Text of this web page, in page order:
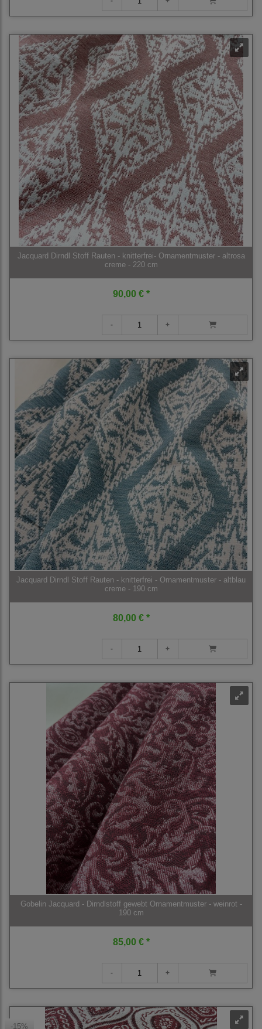
Jacquard Dirndl Stoff Rauten - knitterfrei- Ornamentmuster - altrosa
creme - 220 cm
90,00 € *
Jacquard Dirndl Stoff Rauten - knitterfrei - Ornamentmuster - altblau
creme - 190 cm
80,00 € *
Gobelin Jacquard - Dirndlstoff gewebt Ornamentmuster - weinrot -
190 cm
85,00 € *
-15%